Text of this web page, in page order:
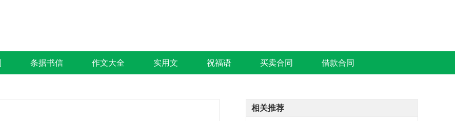
条据书信 作文大全 实用文 祝福语 买卖合同 借款合同
相关推荐